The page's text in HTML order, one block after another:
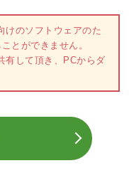
けのソフトウェアのた
とができません。
有して頂き、PCからダ